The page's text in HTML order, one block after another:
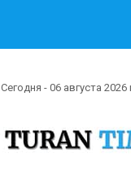
Сегодня - 06 августа 2026